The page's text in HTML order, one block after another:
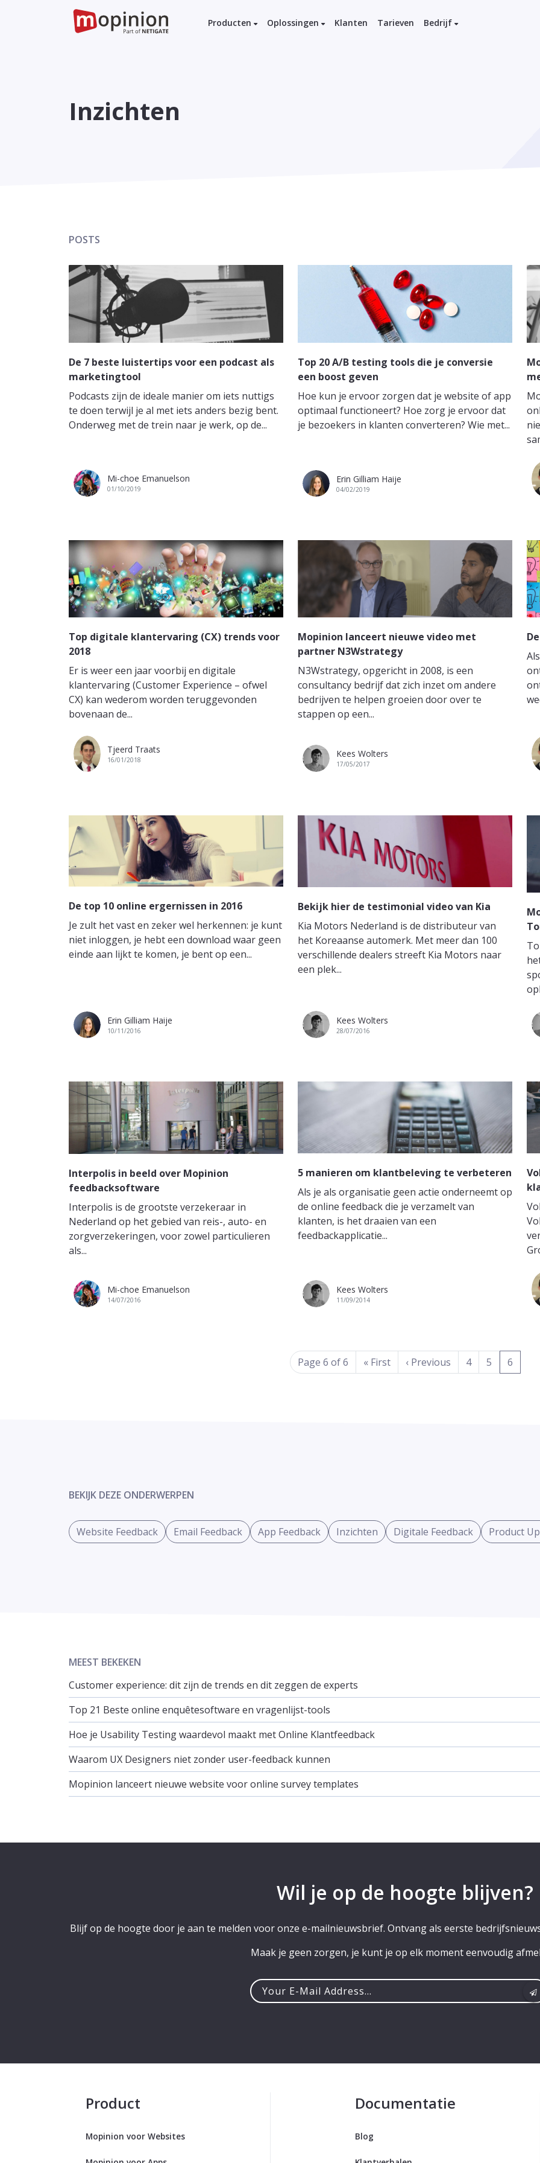
Producten Oplossingen Klanten Tarieven Bedrijf
Inzichten
POSTS
De 7 beste luistertips voor een podcast als
marketingtool
Podcasts zijn de ideale manier om iets nuttigs
te doen terwijl je al met iets anders bezig bent.
Onderweg met de trein naar je werk, op de...
Mi-choe Emanuelson
01/10/2019
Top 20 A/B testing tools die je conversie
een boost geven
Hoe kun je ervoor zorgen dat je website of app
optimaal functioneert? Hoe zorg je ervoor dat
je bezoekers in klanten converteren? Wie met...
Erin Gilliam Haije
04/02/2019
Top digitale klantervaring (CX) trends voor
2018
Er is weer een jaar voorbij en digitale
klantervaring (Customer Experience – ofwel
CX) kan wederom worden teruggevonden
bovenaan de...
Tjeerd Traats
16/01/2018
Mopinion lanceert nieuwe video met
partner N3Wstrategy
N3Wstrategy, opgericht in 2008, is een
consultancy bedrijf dat zich inzet om andere
bedrijven te helpen groeien door over te
stappen op een...
Kees Wolters
17/05/2017
De top 10 online ergernissen in 2016
Je zult het vast en zeker wel herkennen: je kunt
niet inloggen, je hebt een download waar geen
einde aan lijkt te komen, je bent op een...
Erin Gilliam Haije
10/11/2016
Bekijk hier de testimonial video van Kia
Kia Motors Nederland is de distributeur van
het Koreaanse automerk. Met meer dan 100
verschillende dealers streeft Kia Motors naar
een plek...
Kees Wolters
28/07/2016
Interpolis in beeld over Mopinion
feedbacksoftware
Interpolis is de grootste verzekeraar in
Nederland op het gebied van reis-, auto- en
zorgverzekeringen, voor zowel particulieren
als...
Mi-choe Emanuelson
14/07/2016
5 manieren om klantbeleving te verbeteren
Als je als organisatie geen actie onderneemt op
de online feedback die je verzamelt van
klanten, is het draaien van een
feedbackapplicatie...
Kees Wolters
11/09/2014
Page 6 of 6 «First ‹Previous 4 5 6
BEKIJK DEZE ONDERWERPEN
Website Feedback Email Feedback App Feedback Inzichten Digitale Feedback Product
MEEST BEKEKEN
Customer experience: dit zijn de trends en dit zeggen de experts
Top 21 Beste online enquêtesoftware en vragenlijst-tools
Hoe je Usability Testing waardevol maakt met Online Klantfeedback
Waarom UX Designers niet zonder user-feedback kunnen
Mopinion lanceert nieuwe website voor online survey templates
Wil je op de hoogte blijven?
Blijf op de hoogte door je aan te melden voor onze e-mailnieuwsbrief. Ontvang als eerste
Maak je geen zorgen, je kunt je op elk moment eenvoudig
Product
Mopinion voor Websites
Documentatie
Blog